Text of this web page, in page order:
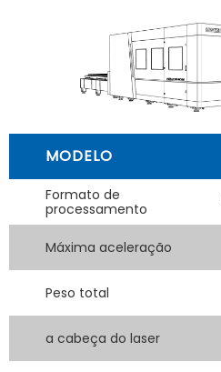
MODELO
Formato de
processamento
Máxima aceleração
Peso total
a cabeça do laser